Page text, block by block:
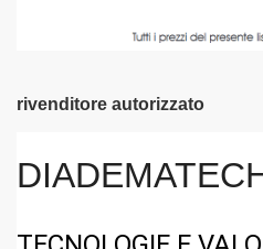
rivenditore autorizzato